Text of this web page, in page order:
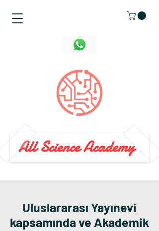
Uluslararası Yayınevi
kapsamında ve Akademik